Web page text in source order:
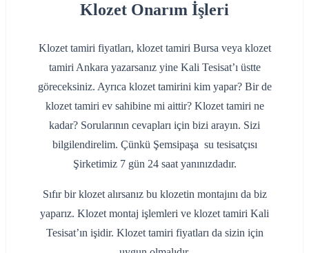
Klozet Onarım İşleri
Klozet tamiri fiyatları, klozet tamiri Bursa veya klozet
tamiri Ankara yazarsanız yine Kali Tesisat’ı üstte
göreceksiniz. Ayrıca klozet tamirini kim yapar? Bir de
klozet tamiri ev sahibine mi aittir? Klozet tamiri ne
kadar? Sorularının cevapları için bizi arayın. Sizi
bilgilendirelim. Çünkü Şemsipaşa su tesisatçısı
Şirketimiz 7 gün 24 saat yanınızdadır.
Sıfır bir klozet alırsanız bu klozetin montajını da biz
yaparız. Klozet montaj işlemleri ve klozet tamiri Kali
Tesisat’ın işidir. Klozet tamiri fiyatları da sizin için